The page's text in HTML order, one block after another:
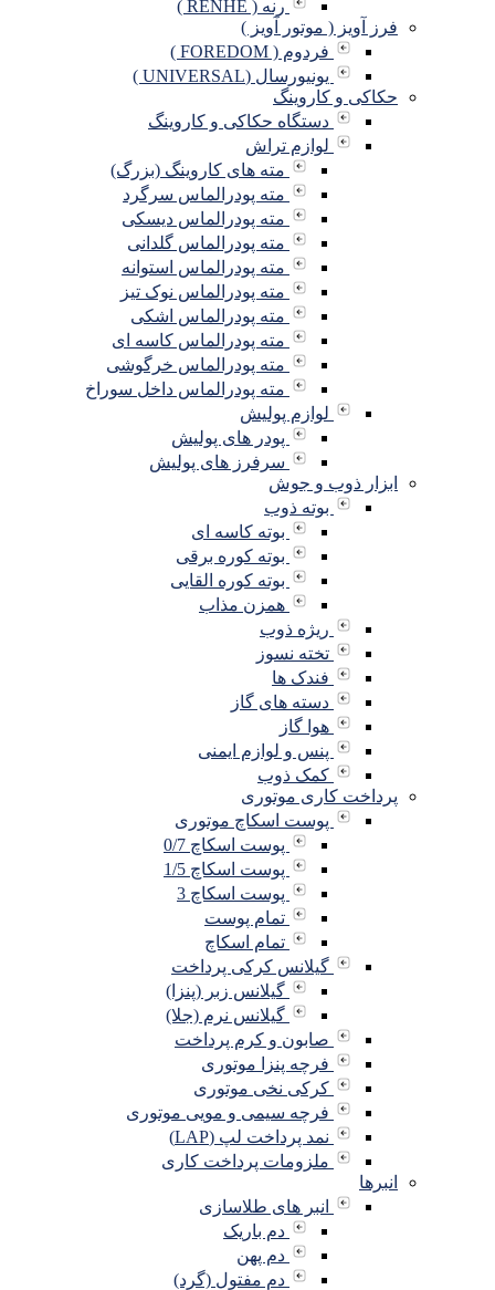
رنه ( RENHE )
فرز آویز ( موتور آویز )
فردوم ( FOREDOM )
یونیورسال (UNIVERSAL )
حکاکی و کاروینگ
دستگاه حکاکی و کاروینگ
لوازم تراش
مته های کاروینگ (بزرگ)
مته پودرالماس سرگرد
مته پودرالماس دیسکی
مته پودرالماس گلدانی
مته پودرالماس استوانه
مته پودرالماس نوک تیز
مته پودرالماس اشکی
مته پودرالماس کاسه ای
مته پودرالماس خرگوشی
مته پودرالماس داخل سوراخ
لوازم پولیش
پودر های پولیش
سرفرز های پولیش
ابزار ذوب و جوش
بوته ذوب
بوته کاسه ای
بوته کوره برقی
بوته کوره القایی
همزن مذاب
ریژه ذوب
تخته نسوز
فندک ها
دسته های گاز
هوا گاز
پنس و لوازم ایمنی
کمک ذوب
پرداخت کاری موتوری
پوست اسکاچ موتوری
پوست اسکاچ 0/7
پوست اسکاچ 1/5
پوست اسکاچ 3
تمام پوست
تمام اسکاچ
گیلانس کرکی پرداخت
گیلانس زبر (پنزا)
گیلانس نرم (جلا)
صابون و کرم پرداخت
فرچه پنزا موتوری
کرکی نخی موتوری
فرچه سیمی و مویی موتوری
نمد پرداخت لپ (LAP)
ملزومات پرداخت کاری
انبرها
انبر های طلاسازی
دم باریک
دم پهن
دم مفتول (گرد)